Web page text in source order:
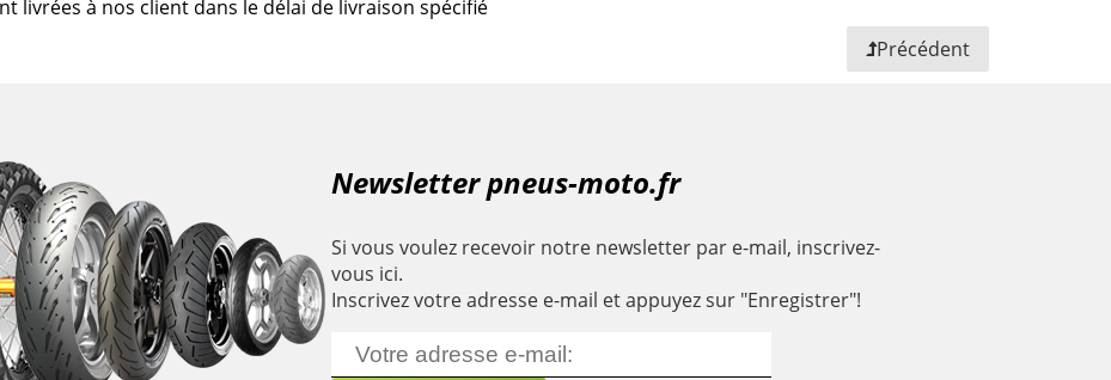
livrées à nos client dans le délai de livraison spécifié
Précédent
Newsletter pneus-moto.fr
Si vous voulez recevoir notre newsletter par e-mail, inscrivez-
vous ici.
Inscrivez votre adresse e-mail et appuyez sur "Enregistrer"!